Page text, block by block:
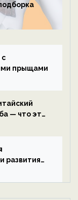
с
прыщами
— что это
развития